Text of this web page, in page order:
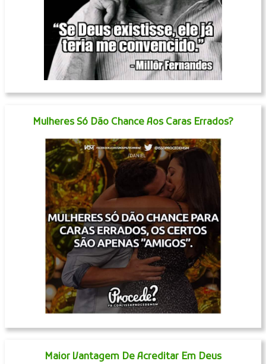
Mulheres Só Dão Chance Aos Caras Errados?
Maior Vantagem De Acreditar Em Deus